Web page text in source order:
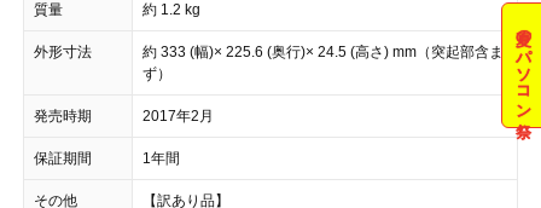
質量 約 1.2 kg
外形寸法
約 333 (幅)× 225.6 (奥行)× 24.5 (高さ) mm（突起部含ま
ず）
発売時期 2017年2月
保証期間 1年間
その他
【訳あり品】
夏のパソコン祭